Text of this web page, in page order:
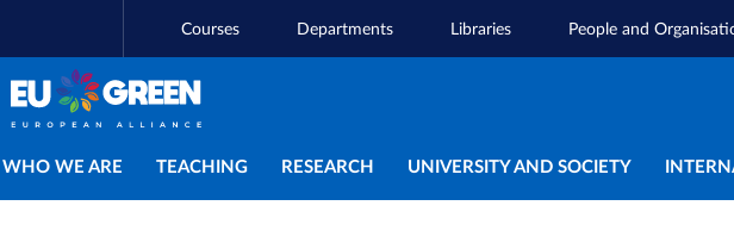
Courses Departments Libraries People and
Main navigation
WHO WE ARE TEACHING RESEARCH UNIVERSITY AND SOCIETY